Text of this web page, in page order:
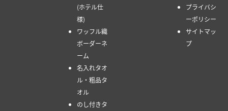
(ホテル仕
様)
ワッフル織
ボーダーネ
ーム
名入れタオ
ル・粗品タ
オル
のし付きタ
プライバシ
ーポリシー
サイトマッ
プ